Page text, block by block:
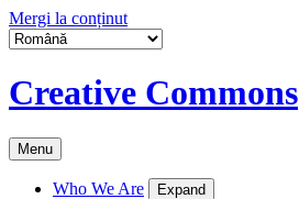
Mergi la conținut
Creative Commons
Menu
Who We Are Expand